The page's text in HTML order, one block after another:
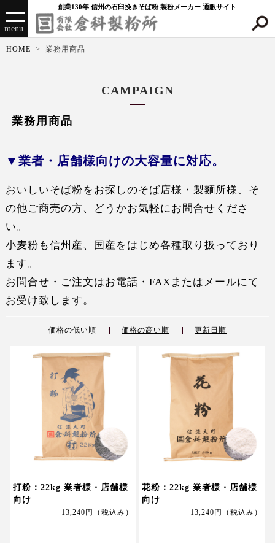
創業130年 信州の石臼挽きそば粉 製粉メーカー 通販サイト
menu
HOME 業務用商品
CAMPAIGN
業務用商品
業者・店舗様向けの大容量に対応。
おいしいそば粉をお探しのそば店様・製麵所様、そ
の他ご商売の方、どうかお気軽にお問合せくださ
い。
小麦粉も信州産、国産をはじめ各種取り扱っており
ます。
お問合せ・ご注文はお電話・FAXまたはメールにて
お受け致します。
価格の低い順 価格の高い順 更新日順
打粉：22kg 業者様・店舗様
向け
13,240円 （税込み）
花粉：22kg 業者様・店舗様
向け
13,240円 （税込み）